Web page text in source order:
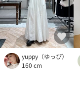
yuppy（ゆっぴ）
160 cm